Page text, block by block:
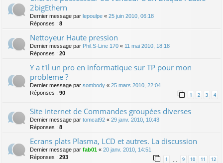
2bigEthern
Dernier message par lepoulpe « 25 juin 2010, 06:18
Réponses : 8
Nettoyeur Haute pression
Dernier message par Phil.S-Line 170 « 11 mai 2010, 18:18
Réponses : 20
Y a t'il un pro en informatique sur TP pour mon
probleme ?
Dernier message par sombody « 25 mars 2010, 22:04
Réponses : 90 1 2 3 4
Site internet de Commandes groupées diverses
Dernier message par tomcat92 « 29 janv. 2010, 10:43
Réponses : 8
Ecrans plats Plasma, LCD et autres. La discussion
Dernier message par fab01 « 20 janv. 2010, 14:51
Réponses : 293 1 … 9 10 11 12